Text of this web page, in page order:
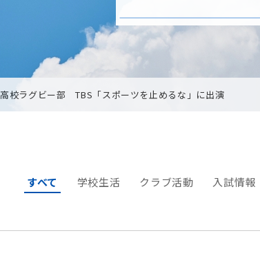
高校ラグビー部 TBS「スポーツを止めるな」に出演
すべて 学校生活 クラブ活動 入試情報